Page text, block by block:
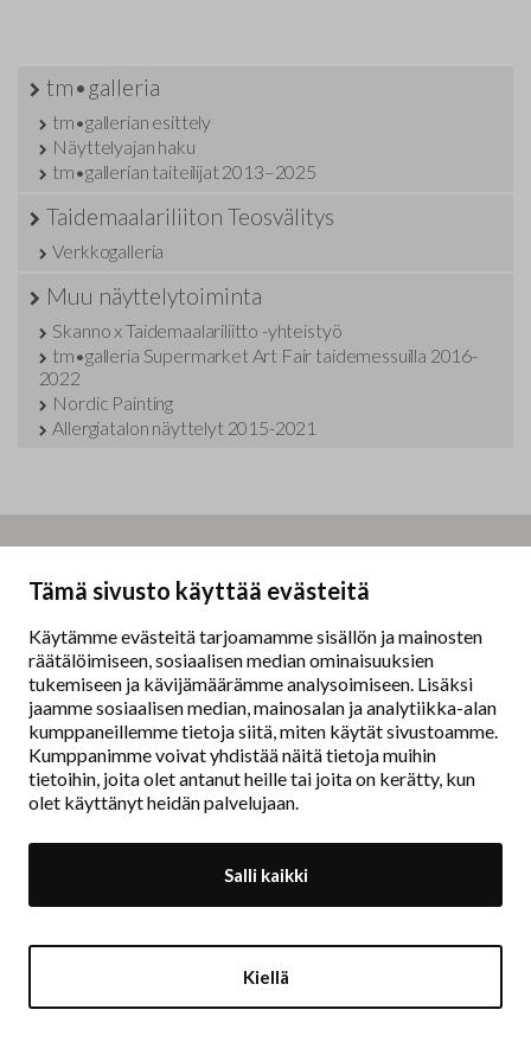
Tämä sivusto käyttää evästeitä
Käytämme evästeitä tarjoamamme sisällön ja mainosten
räätälöimiseen, sosiaalisen median ominaisuuksien
tukemiseen ja kävijämäärämme analysoimiseen. Lisäksi
jaamme sosiaalisen median, mainosalan ja analytiikka-alan
kumppaneillemme tietoja siitä, miten käytät sivustoamme.
Kumppanimme voivat yhdistää näitä tietoja muihin
tietoihin, joita olet antanut heille tai joita on kerätty, kun
olet käyttänyt heidän palvelujaan.
Salli kaikki
Kiellä
tm•galleria
tm•gallerian esittely
Näyttelyajan haku
tm•gallerian taiteilijat 2013–2025
Taidemaalariliiton Teosvälitys
Verkkogalleria
Muu näyttelytoiminta
Skanno x Taidemaalariliitto -yhteistyö
tm•galleria Supermarket Art Fair taidemessuilla 2016-
2022
Nordic Painting
Allergiatalon näyttelyt 2015-2021
Erottajankatu 9 B
00130 Helsinki
www.painters.fi
Näyttelytoiminta
tm•gallerian esittely
Muu näyttelytoiminta